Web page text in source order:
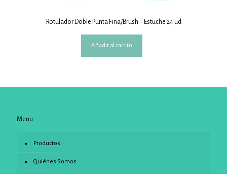
Rotulador Doble Punta Fina/Brush – Estuche 24 ud
Añadir al carrito
Menu
Productos
Quiénes Somos